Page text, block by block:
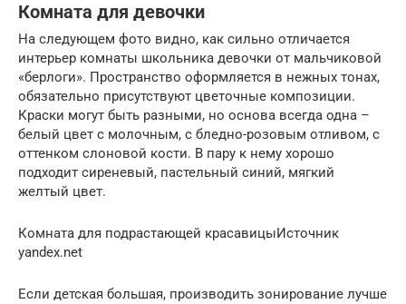
Комната для девочки
На следующем фото видно, как сильно отличается
интерьер комнаты школьника девочки от мальчиковой
«берлоги». Пространство оформляется в нежных тонах,
обязательно присутствуют цветочные композиции.
Краски могут быть разными, но основа всегда одна –
белый цвет с молочным, с бледно-розовым отливом, с
оттенком слоновой кости. В пару к нему хорошо
подходит сиреневый, пастельный синий, мягкий
желтый цвет.
Комната для подрастающей красавицыИсточник
yandex.net
Если детская большая, производить зонирование лучше